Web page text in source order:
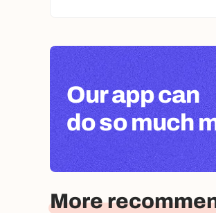
Our app can
do so much
More